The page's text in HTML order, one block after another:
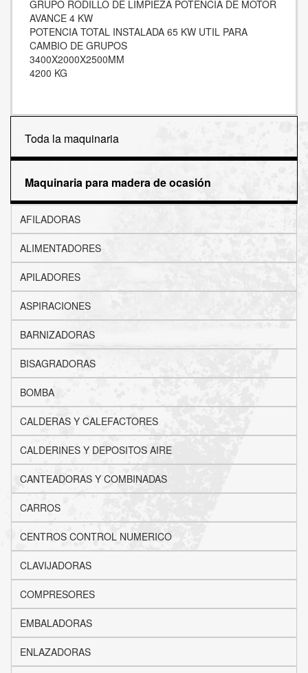
GRUPO RODILLO DE LIMPIEZA POTENCIA DE MOTOR
AVANCE 4 KW
POTENCIA TOTAL INSTALADA 65 KW UTIL PARA
CAMBIO DE GRUPOS
3400X2000X2500MM
4200 KG
Toda la maquinaria
Maquinaria para madera de ocasión
AFILADORAS
ALIMENTADORES
APILADORES
ASPIRACIONES
BARNIZADORAS
BISAGRADORAS
BOMBA
CALDERAS Y CALEFACTORES
CALDERINES Y DEPOSITOS AIRE
CANTEADORAS Y COMBINADAS
CARROS
CENTROS CONTROL NUMERICO
CLAVIJADORAS
COMPRESORES
EMBALADORAS
ENLAZADORAS